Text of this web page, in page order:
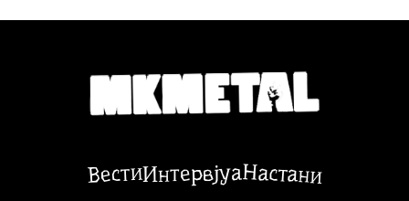
ВестиИнтервјуаНастани